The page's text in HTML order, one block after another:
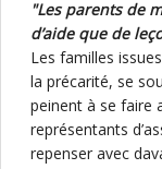
"Les parents de
d’aide que de
Les familles
la précarité, se
peinent à se faire
représentants
repenser avec